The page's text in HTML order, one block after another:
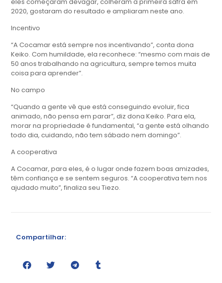
2020, gostaram do resultado e ampliaram neste ano.
Incentivo
“A Cocamar está sempre nos incentivando”, conta dona
Keiko. Com humildade, ela reconhece: “mesmo com mais de
50 anos trabalhando na agricultura, sempre temos muita
coisa para aprender”.
No campo
“Quando a gente vê que está conseguindo evoluir, fica
animado, não pensa em parar”, diz dona Keiko. Para ela,
morar na propriedade é fundamental, “a gente está olhando
todo dia, cuidando, não tem sábado nem domingo”.
A cooperativa
A Cocamar, para eles, é o lugar onde fazem boas amizades,
têm confiança e se sentem seguros. “A cooperativa tem nos
ajudado muito”, finaliza seu Tiezo.
Compartilhar: